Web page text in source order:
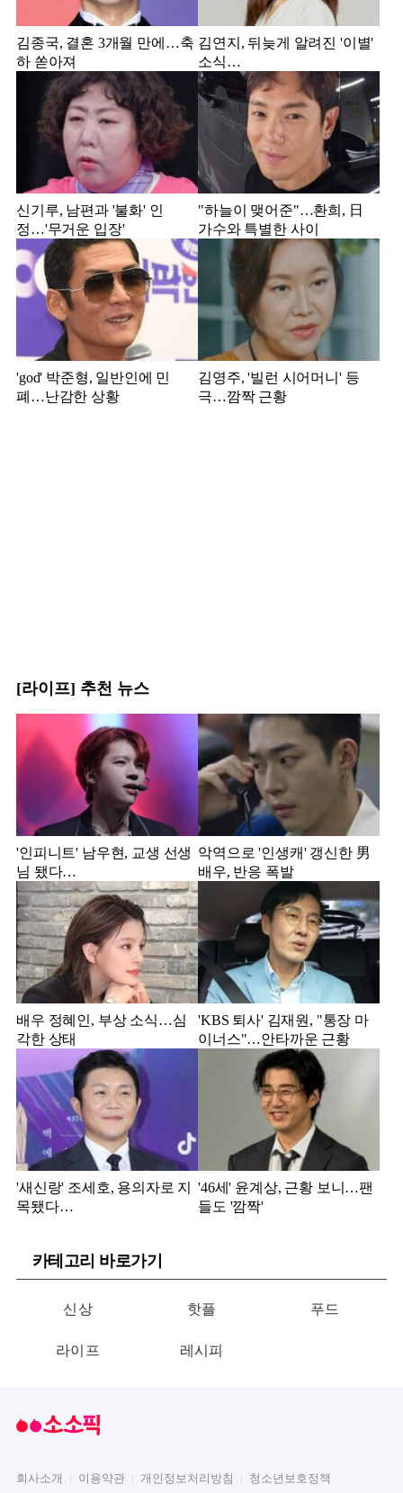
김종국, 결혼 3개월 만에…축
하 쏟아져
김연지, 뒤늦게 알려진 '이별'
소식…
신기루, 남편과 '불화' 인
정…'무거운 입장'
"하늘이 맺어준"…환희, 日
가수와 특별한 사이
'god' 박준형, 일반인에 민
폐…난감한 상황
김영주, '빌런 시어머니' 등
극…깜짝 근황
[라이프] 추천 뉴스
'인피니트' 남우현, 교생 선생
님 됐다…
악역으로 '인생캐' 갱신한 男
배우, 반응 폭발
배우 정혜인, 부상 소식…심
각한 상태
'KBS 퇴사' 김재원, "통장 마
이너스"…안타까운 근황
'새신랑' 조세호, 용의자로 지
목됐다…
'46세' 윤계상, 근황 보니…팬
들도 '깜짝'
카테고리 바로가기
신상 핫플 푸드
라이프 레시피
회사소개 이용약관 개인정보처리방침 청소년보호정책